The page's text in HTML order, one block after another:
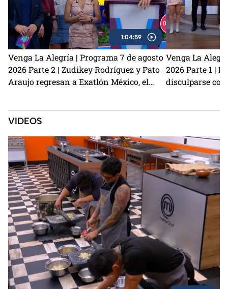
1:04:59
Venga La Alegría | Programa 7 de agosto
2026 Parte 2 | Zudikey Rodríguez y Pato
Araujo regresan a Exatlón México, el
Venga La
2026 Parte 1 |
disculparse
VIDEOS